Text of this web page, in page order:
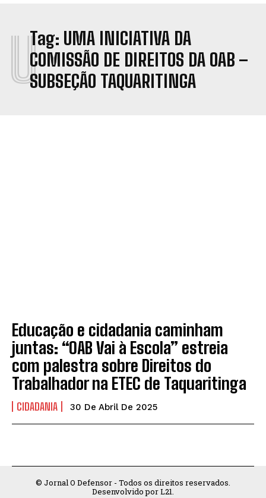
Tag: UMA INICIATIVA DA
COMISSÃO DE DIREITOS DA OAB –
SUBSEÇÃO TAQUARITINGA
U
Educação e cidadania caminham
juntas: “OAB Vai à Escola” estreia
com palestra sobre Direitos do
Trabalhador na ETEC de Taquaritinga
CIDADANIA 30 De Abril De 2025
© Jornal O Defensor - Todos os direitos reservados.
Desenvolvido por L21.